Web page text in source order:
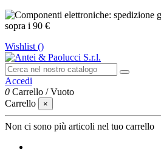
sopra i 90 €
Wishlist ()
Accedi
0 Carrello /Vuoto
Carrello
×
Non ci sono più articoli nel tuo carrello